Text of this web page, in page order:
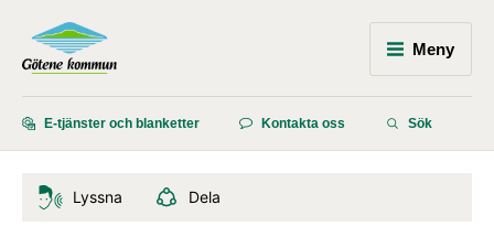
Meny
E-tjänster och blanketter Kontakta oss Sök
Lyssna Dela